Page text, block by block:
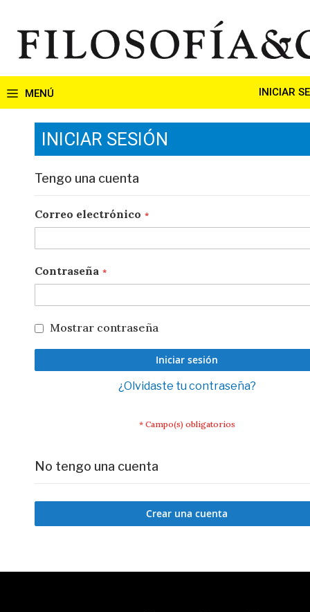
contenido
INICIAR
INICIAR SESIÓN
Tengo una cuenta
Correo electrónico
Contraseña
Mostrar contraseña
Iniciar sesión
¿Olvidaste tu contraseña?
No tengo una cuenta
Crear una cuenta